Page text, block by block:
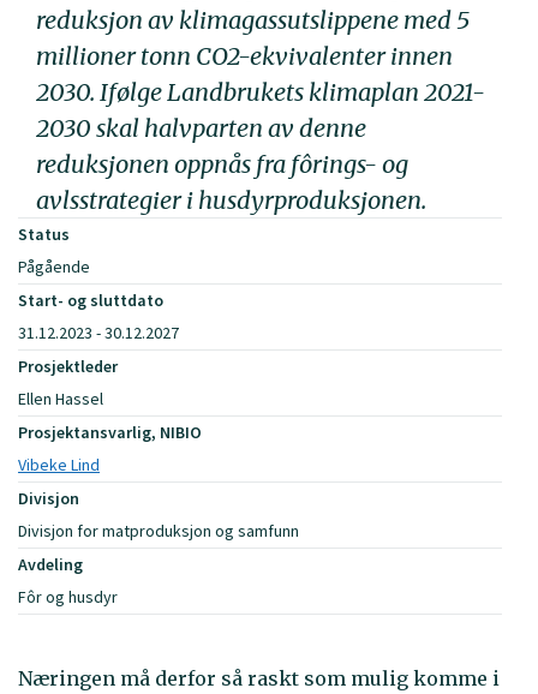
reduksjon av klimagassutslippene med 5
millioner tonn CO2-ekvivalenter innen
2030. Ifølge Landbrukets klimaplan 2021-
2030 skal halvparten av denne
reduksjonen oppnås fra fôrings- og
avlsstrategier i husdyrproduksjonen.
Status
Pågående
Start- og sluttdato
31.12.2023 - 30.12.2027
Prosjektleder
Ellen Hassel
Prosjektansvarlig, NIBIO
Vibeke Lind
Divisjon
Divisjon for matproduksjon og samfunn
Avdeling
Fôr og husdyr
Næringen må derfor så raskt som mulig komme i